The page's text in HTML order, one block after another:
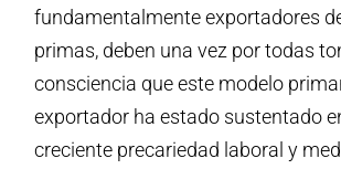
fundamentalmente exportadores
primas, deben una vez por todas
consciencia que este modelo
exportador ha estado sustentado
creciente precariedad laboral y